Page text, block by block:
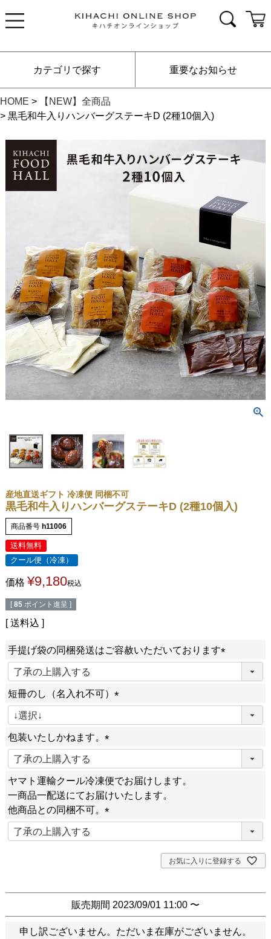
カテゴリで探す 重要なお知らせ
HOME
【NEW】全商品
黒毛和牛入りハンバーグステーキD (2種10個入)
産地直送ギフト 冷凍便 同梱不可
黒毛和牛入りハンバーグステーキD (2種10個入)
商品番号 h11006
送料無料
クール便（冷凍）
価格 ¥9,180税込
[ 85 ポイント進呈 ]
送料込
手提げ袋の同梱発送はご容赦いただいております
必
短冊のし（名入れ不可）
必
包装いたしかねます。
必
須
)
ヤマト運輸クール冷凍便でお届けします。
一商品一配送にてお届けいたします。
他商品との同梱不可。
必
お気に入りに登録する
販売期間 2023/09/01 11:00 〜
申し訳ございません。ただいま在庫がございません。